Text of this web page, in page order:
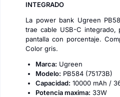
INTEGRADO
La power bank Ugreen
trae cable USB-C integrado,
pantalla con porcentaje.
Color gris.
Marca: Ugreen
Modelo: PB584 (75173B)
Capacidad: 10000 mAh /
Potencia maxima: 33W